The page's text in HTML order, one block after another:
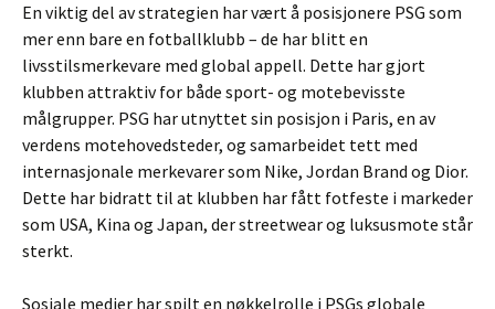
En viktig del av strategien har vært å posisjonere PSG som
mer enn bare en fotballklubb – de har blitt en
livsstilsmerkevare med global appell. Dette har gjort
klubben attraktiv for både sport- og motebevisste
målgrupper. PSG har utnyttet sin posisjon i Paris, en av
verdens motehovedsteder, og samarbeidet tett med
internasjonale merkevarer som Nike, Jordan Brand og Dior.
Dette har bidratt til at klubben har fått fotfeste i markeder
som USA, Kina og Japan, der streetwear og luksusmote står
sterkt.
Sosiale medier har spilt en nøkkelrolle i PSGs globale